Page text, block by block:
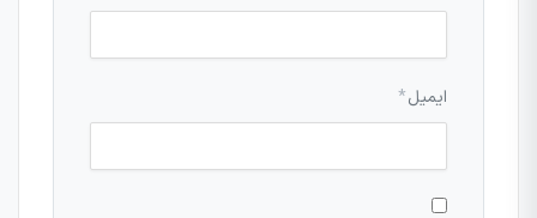
ایمیل*